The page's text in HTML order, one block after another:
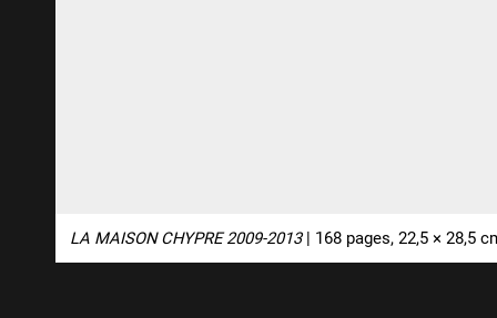
LA MAISON CHYPRE 2009-2013| 168 pages, 22,5 × 28,5